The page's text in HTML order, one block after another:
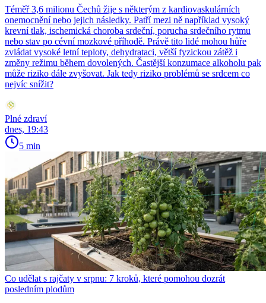
Téměř 3,6 milionu Čechů žije s některým z kardiovaskulárních
onemocnění nebo jejich následky. Patří mezi ně například vysoký
krevní tlak, ischemická choroba srdeční, porucha srdečního rytmu
nebo stav po cévní mozkové příhodě. Právě tito lidé mohou hůře
zvládat vysoké letní teploty, dehydrataci, větší fyzickou zátěž i
změny režimu během dovolených. Častější konzumace alkoholu pak
může riziko dále zvyšovat. Jak tedy riziko problémů se srdcem co
nejvíc snížit?
Plné zdraví
dnes, 19:43
5 min
Co udělat s rajčaty v srpnu: 7 kroků, které pomohou dozrát
posledním plodům